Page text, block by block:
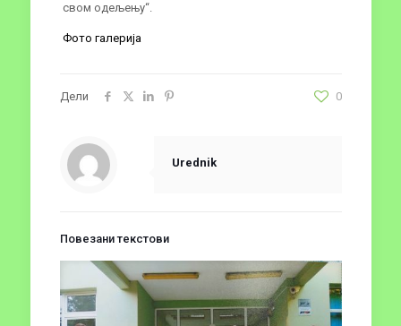
свом одељењу“.
Фото галерија
Дели 0
Urednik
Повезани текстови